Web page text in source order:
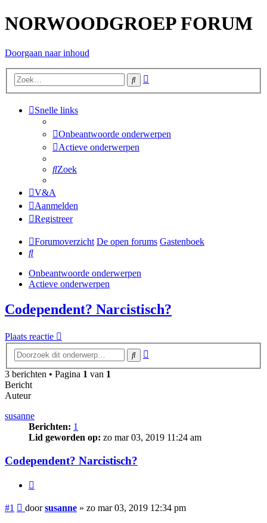
NORWOODGROEP FORUM
Doorgaan naar inhoud
Zoek
Snelle links
Onbeantwoorde onderwerpen
Actieve onderwerpen
Zoek
V&A
Aanmelden
Registreer
Forumoverzicht De open forums Gastenboek
Zoek
Onbeantwoorde onderwerpen
Actieve onderwerpen
Codependent? Narcistisch?
Plaats reactie
Zoek
3 berichten • Pagina 1 van 1
Bericht
Auteur
susanne
Berichten: 1
Lid geworden op: zo mar 03, 2019 11:24 am
Codependent? Narcistisch?
#1 Bericht
doorsusanne » zo mar 03, 2019 12:34 pm